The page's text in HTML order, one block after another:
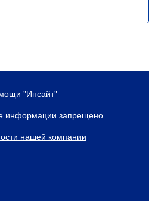
"Инсайт"
информации запрещено
нашей компании